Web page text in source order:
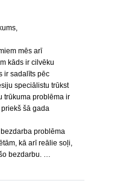
mēs arī
kāds ir cilvēku
ir sadalīts pēc
speciālistu trūkst
trūkuma problēma ir
šā gada
problēma
kā arī reālie soļi,
bezdarbu. …